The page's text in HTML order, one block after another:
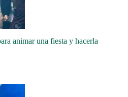
animar una fiesta y hacerla